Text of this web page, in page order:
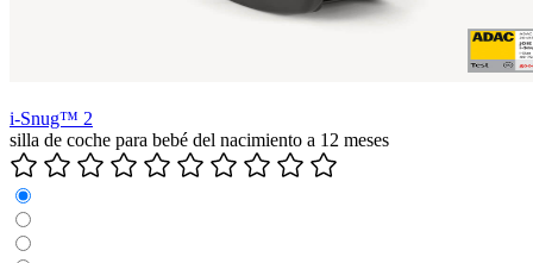
i-Snug™ 2
silla de coche para bebé del nacimiento a 12 meses